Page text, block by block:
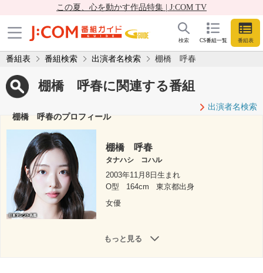
この夏、心を動かす作品特集 | J:COM TV
CS番組一覧 番組表
検索
番組表 番組検索 出演者名検索 棚橋 呼春
棚橋 呼春に関連する番組
出演者名検索
棚橋 呼春のプロフィール
棚橋 呼春
タナハシ コハル
2003年11月8日生まれ
O型
164cm
東京都出身
女優
もっと見る